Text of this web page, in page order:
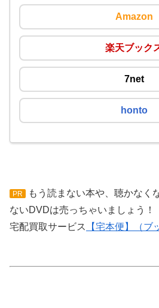
Amazon
楽天ブック
7net
honto
PR
もう読まない本や、聴かなく
ないDVDは売っちゃいましょう！
宅配買取サービス
【宅本便】（ブ